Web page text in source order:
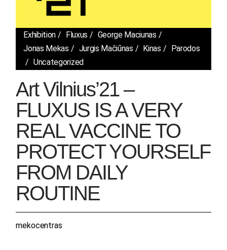
Exhibition Fluxus
George Maciunas
Jonas Mekas
Jurgis Mačiūnas Kinas
Parodos
Uncategorized
Art Vilnius’21 –
FLUXUS IS A VERY
REAL VACCINE TO
PROTECT YOURSELF
FROM DAILY
ROUTINE
mekocentras